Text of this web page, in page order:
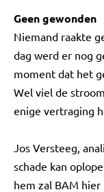
Geen gewonden
Niemand raakte
dag werd er nog
moment dat het
Wel viel de
enige vertraging
Jos Versteeg,
schade kan
hem zal BAM